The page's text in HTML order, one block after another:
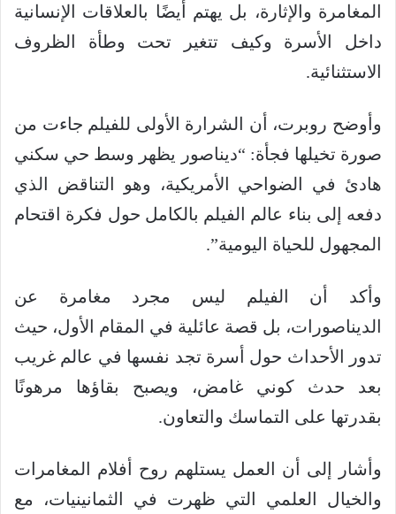
المغامرة والإثارة، بل يهتم أيضًا بالعلاقات الإنسانية
داخل الأسرة وكيف تتغير تحت وطأة الظروف
الاستثنائية.
وأوضح روبرت، أن الشرارة الأولى للفيلم جاءت من
صورة تخيلها فجأة: “ديناصور يظهر وسط حي سكني
هادئ في الضواحي الأمريكية، وهو التناقض الذي
دفعه إلى بناء عالم الفيلم بالكامل حول فكرة اقتحام
المجهول للحياة اليومية”.
وأكد أن الفيلم ليس مجرد مغامرة عن
الديناصورات، بل قصة عائلية في المقام الأول، حيث
تدور الأحداث حول أسرة تجد نفسها في عالم غريب
بعد حدث كوني غامض، ويصبح بقاؤها مرهونًا
بقدرتها على التماسك والتعاون.
وأشار إلى أن العمل يستلهم روح أفلام المغامرات
والخيال العلمي التي ظهرت في الثمانينيات، مع